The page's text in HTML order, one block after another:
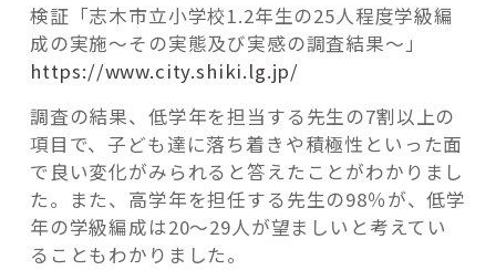
検証「志木市立小学校1.2年生の25人程度学級編
成の実施～その実態及び実感の調査結果～」
https://www.city.shiki.lg.jp/
調査の結果、低学年を担当する先生の7割以上の
項目で、子ども達に落ち着きや積極性といった面
で良い変化がみられると答えたことがわかりまし
た。また、高学年を担任する先生の98％が、低学
年の学級編成は20～29人が望ましいと考えてい
ることもわかりました。